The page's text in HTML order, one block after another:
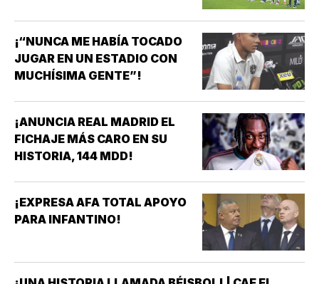
¡“NUNCA ME HABÍA TOCADO
JUGAR EN UN ESTADIO CON
MUCHÍSIMA GENTE”!
¡ANUNCIA REAL MADRID EL
FICHAJE MÁS CARO EN SU
HISTORIA, 144 MDD!
¡EXPRESA AFA TOTAL APOYO
PARA INFANTINO!